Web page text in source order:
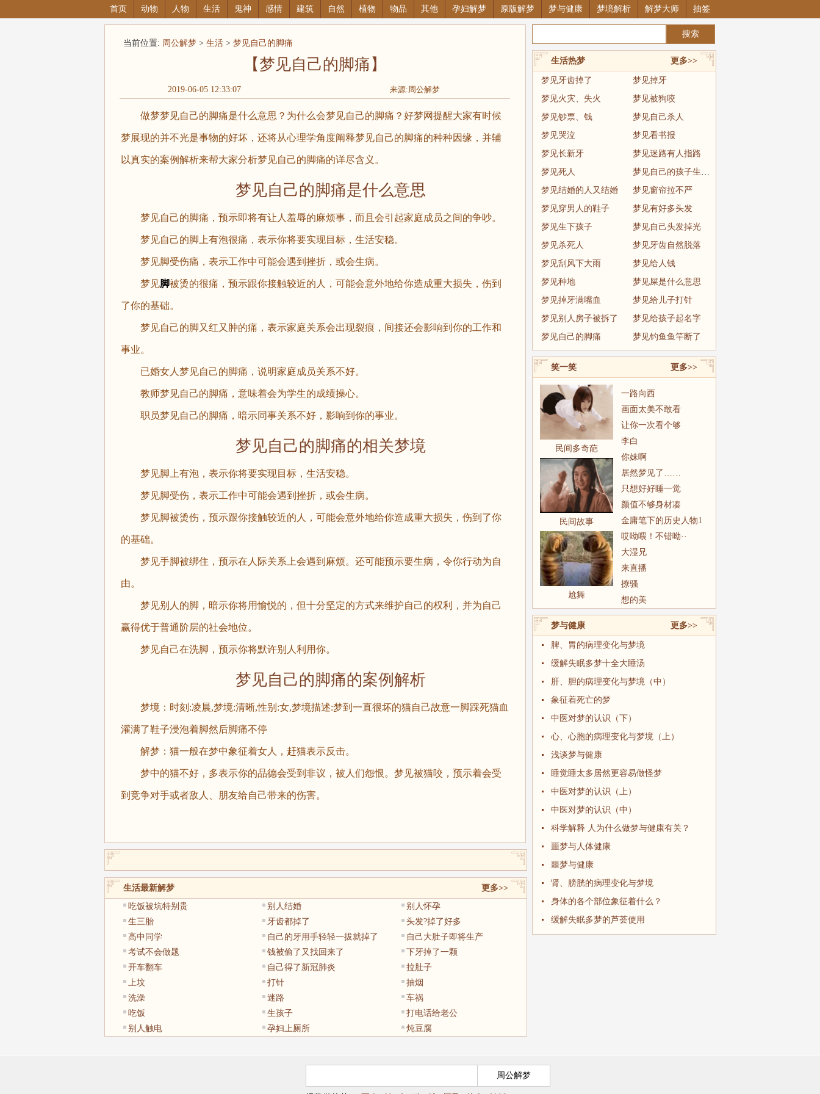
首页 动物 人物 生活 鬼神 感情 建筑 自然 植物 物品 其他 孕妇解梦 原版解梦 梦与健康 梦境解析 解梦大师 抽签
当前位置: 周公解梦> 生活> 梦见自己的脚痛
【梦见自己的脚痛】
2019-06-05 12:33:07 来源:周公解梦
做梦梦见自己的脚痛是什么意思？为什么会梦见自己的脚痛？好梦网提醒大家有时候
梦展现的并不光是事物的好坏，还将从心理学角度阐释梦见自己的脚痛的种种因缘，并辅
以真实的案例解析来帮大家分析梦见自己的脚痛的详尽含义。
梦见自己的脚痛是什么意思
梦见自己的脚痛，预示即将有让人羞辱的麻烦事，而且会引起家庭成员之间的争吵。
梦见自己的脚上有泡很痛，表示你将要实现目标，生活安稳。
梦见脚受伤痛，表示工作中可能会遇到挫折，或会生病。
梦见脚被烫的很痛，预示跟你接触较近的人，可能会意外地给你造成重大损失，伤到
了你的基础。
梦见自己的脚又红又肿的痛，表示家庭关系会出现裂痕，间接还会影响到你的工作和
事业。
已婚女人梦见自己的脚痛，说明家庭成员关系不好。
教师梦见自己的脚痛，意味着会为学生的成绩操心。
职员梦见自己的脚痛，暗示同事关系不好，影响到你的事业。
梦见自己的脚痛的相关梦境
梦见脚上有泡，表示你将要实现目标，生活安稳。
梦见脚受伤，表示工作中可能会遇到挫折，或会生病。
梦见脚被烫伤，预示跟你接触较近的人，可能会意外地给你造成重大损失，伤到了你
的基础。
梦见手脚被绑住，预示在人际关系上会遇到麻烦。还可能预示要生病，令你行动为自
由。
梦见别人的脚，暗示你将用愉悦的，但十分坚定的方式来维护自己的权利，并为自己
赢得优于普通阶层的社会地位。
梦见自己在洗脚，预示你将默许别人利用你。
梦见自己的脚痛的案例解析
梦境：时刻:凌晨,梦境:清晰,性别:女,梦境描述:梦到一直很坏的猫自己故意一脚踩死猫血
灌满了鞋子浸泡着脚然后脚痛不停
解梦：猫一般在梦中象征着女人，赶猫表示反击。
梦中的猫不好，多表示你的品德会受到非议，被人们怨恨。梦见被猫咬，预示着会受
到竞争对手或者敌人、朋友给自己带来的伤害。
生活最新解梦
更多>>
吃饭被坑特别贵
别人结婚
别人怀孕
生三胎
牙齿都掉了
头发?掉了好多
高中同学
自己的牙用手轻轻一拔就掉了
自己大肚子即将生产
考试不会做题
钱被偷了又找回来了
下牙掉了一颗
开车翻车
自己得了新冠肺炎
拉肚子
上坟
打针
抽烟
洗澡
迷路
车祸
吃饭
生孩子
打电话给老公
别人触电
孕妇上厕所 炖豆腐
更多>>
生活热梦
梦见牙齿掉了
梦见掉牙
梦见火灾、失火
梦见被狗咬
梦见钞票、钱
梦见自己杀人
梦见哭泣
梦见看书报
梦见长新牙
梦见迷路有人指路
梦见死人
梦见自己的孩子生病了
梦见结婚的人又结婚
梦见窗帘拉不严
梦见穿男人的鞋子
梦见有好多头发
梦见生下孩子
梦见自己头发掉光
梦见杀死人
梦见牙齿自然脱落
梦见刮风下大雨
梦见给人钱
梦见种地
梦见屎是什么意思
梦见掉牙满嘴血
梦见给儿子打针
梦见别人房子被拆了
梦见给孩子起名字
梦见自己的脚痛
梦见钓鱼鱼竿断了
更多>>
笑一笑
民间多奇葩
民间故事
尬舞
一路向西
画面太美不敢看
让你一次看个够
李白
你妹啊
居然梦见了……
只想好好睡一觉
颜值不够身材凑
金庸笔下的历史人物1
哎呦喂！不错呦··
大湿兄
来直播
撩骚
想的美
更多>>
梦与健康
脾、胃的病理变化与梦境
缓解失眠多梦十全大睡汤
肝、胆的病理变化与梦境（中）
象征着死亡的梦
中医对梦的认识（下）
心、心胞的病理变化与梦境（上）
浅谈梦与健康
睡觉睡太多居然更容易做怪梦
中医对梦的认识（上）
中医对梦的认识（中）
科学解释 人为什么做梦与健康有关？
噩梦与人体健康
噩梦与健康
肾、膀胱的病理变化与梦境
身体的各个部位象征着什么？
缓解失眠多梦的芦荟使用